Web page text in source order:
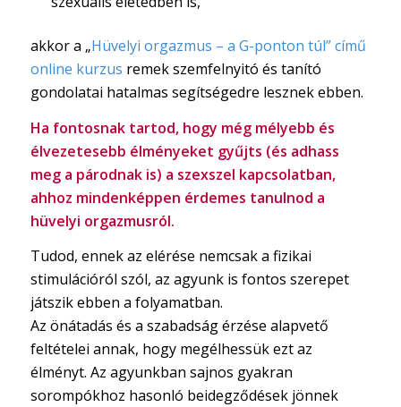
akkor a „Hüvelyi orgazmus – a G-ponton túl” című
online kurzus remek szemfelnyitó és tanító
gondolatai hatalmas segítségedre lesznek ebben.
Ha fontosnak tartod, hogy még mélyebb és
élvezetesebb élményeket gyűjts (és adhass
meg a párodnak is) a szexszel kapcsolatban,
ahhoz mindenképpen érdemes tanulnod a
hüvelyi orgazmusról.
Tudod, ennek az elérése nemcsak a fizikai
stimulációról szól, az agyunk is fontos szerepet
játszik ebben a folyamatban.
Az önátadás és a szabadság érzése alapvető
feltételei annak, hogy megélhessük ezt az
élményt. Az agyunkban sajnos gyakran
sorompókhoz hasonló beidegződések jönnek